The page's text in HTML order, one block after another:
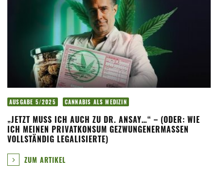
AUSGABE 5/2025 CANNABIS ALS MEDIZIN
„JETZT MUSS ICH AUCH ZU DR. ANSAY…“ – (ODER: WIE
ICH MEINEN PRIVATKONSUM GEZWUNGENERMASSEN V
OLLSTÄNDIG LEGALISIERTE)
ZUM ARTIKEL